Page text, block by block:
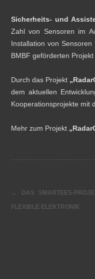
Sicherheits- und
Zahl von Sensoren im
Installation von
BMBF geförderten Projekt
Durch das Projekt
dem aktuellen
Kooperationsprojekte mit
Mehr zum Projekt
←
DAS SMARTEES-
FLEXIBLE ELEKTRONIK